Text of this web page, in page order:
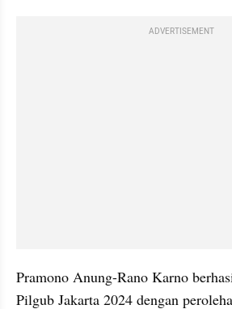
ADVERTISEMENT
Pramono Anung-Rano Karno
Pilgub Jakarta 2024 dengan